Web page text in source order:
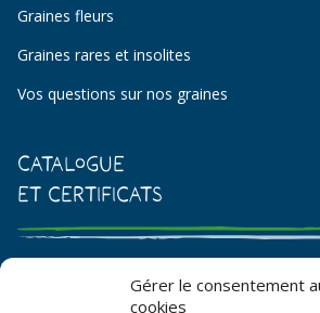
Gérer le consentement
cookies
Graines fleurs
Graines rares et insolites
Vos questions sur nos graines
Catalogue
et certificats
Catalogue de graines et semences